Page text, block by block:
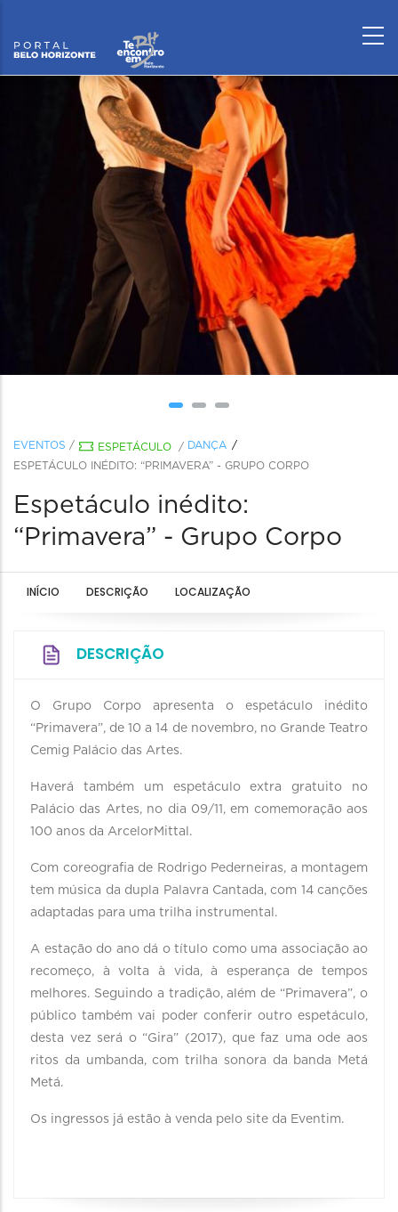
EVENTOS / ESPETÁCULO / DANÇA
ESPETÁCULO INÉDITO: “PRIMAVERA” - GRUPO CORPO
Espetáculo inédito:
“Primavera” - Grupo Corpo
INÍCIO DESCRIÇÃO LOCALIZAÇÃO
DESCRIÇÃO
O Grupo Corpo apresenta o espetáculo inédito
“Primavera”, de 10 a 14 de novembro, no Grande Teatro
Cemig Palácio das Artes.
Haverá também um espetáculo extra gratuito no
Palácio das Artes, no dia 09/11, em comemoração aos
100 anos da ArcelorMittal.
Com coreografia de Rodrigo Pederneiras, a montagem
tem música da dupla Palavra Cantada, com 14 canções
adaptadas para uma trilha instrumental.
A estação do ano dá o título como uma associação ao
recomeço, à volta à vida, à esperança de tempos
melhores. Seguindo a tradição, além de “Primavera”, o
público também vai poder conferir outro espetáculo,
desta vez será o “Gira” (2017), que faz uma ode aos
ritos da umbanda, com trilha sonora da banda Metá
Metá.
Os ingressos já estão à venda pelo site da Eventim.